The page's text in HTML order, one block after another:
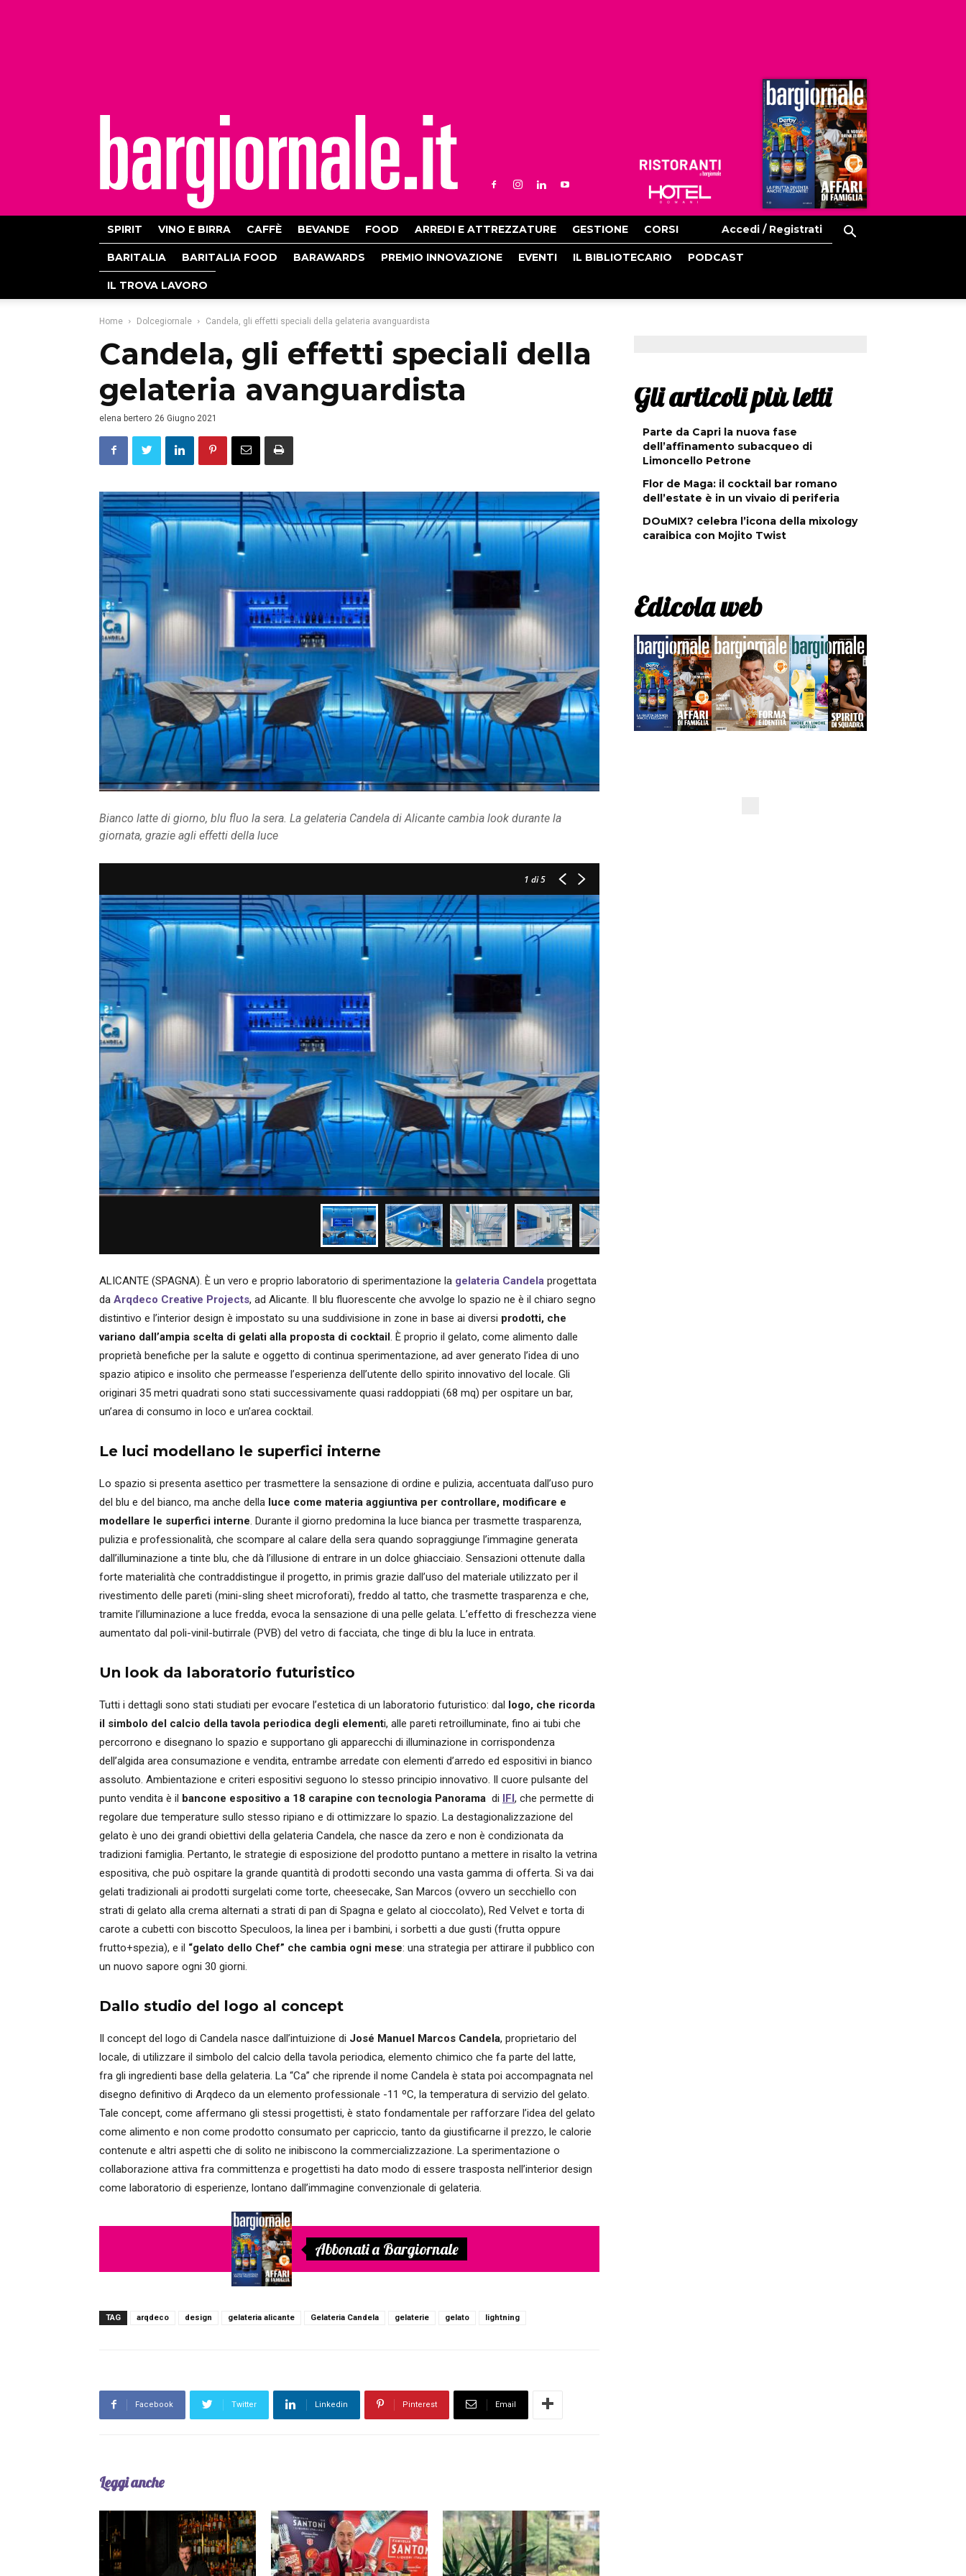
Ristoranti
Hoteldomani
SPIRIT VINO E BIRRA CAFFÈ BEVANDE FOOD ARREDI E ATTREZZATURE GESTIONE CORSI Accedi / Registrati
BARITALIA BARITALIA FOOD BARAWARDS PREMIO INNOVAZIONE EVENTI IL BIBLIOTECARIO PODCAST
IL TROVA LAVORO
Home Dolcegiornale Candela, gli effetti speciali della gelateria avanguardista
Candela, gli effetti speciali della
gelateria avanguardista
elena bertero 26 Giugno 2021
Bianco latte di giorno, blu fluo la sera. La gelateria Candela di Alicante cambia look durante la
giornata, grazie agli effetti della luce
1 di 5
ALICANTE (SPAGNA). È un vero e proprio laboratorio di sperimentazione la gelateria Candela progettata
da Arqdeco Creative Projects, ad Alicante. Il blu fluorescente che avvolge lo spazio ne è il chiaro segno
distintivo e l’interior design è impostato su una suddivisione in zone in base ai diversi prodotti, che
variano dall’ampia scelta di gelati alla proposta di cocktail. È proprio il gelato, come alimento dalle
proprietà benefiche per la salute e oggetto di continua sperimentazione, ad aver generato l’idea di uno
spazio atipico e insolito che permeasse l’esperienza dell’utente dello spirito innovativo del locale. Gli
originari 35 metri quadrati sono stati successivamente quasi raddoppiati (68 mq) per ospitare un bar,
un’area di consumo in loco e un’area cocktail.
Le luci modellano le superfici interne
Lo spazio si presenta asettico per trasmettere la sensazione di ordine e pulizia, accentuata dall’uso puro
del blu e del bianco, ma anche della luce come materia aggiuntiva per controllare, modificare e
modellare le superfici interne. Durante il giorno predomina la luce bianca per trasmette trasparenza,
pulizia e professionalità, che scompare al calare della sera quando sopraggiunge l’immagine generata
dall’illuminazione a tinte blu, che dà l’illusione di entrare in un dolce ghiacciaio. Sensazioni ottenute dalla
forte materialità che contraddistingue il progetto, in primis grazie dall’uso del materiale utilizzato per il
rivestimento delle pareti (mini-sling sheet microforati), freddo al tatto, che trasmette trasparenza e che,
tramite l’illuminazione a luce fredda, evoca la sensazione di una pelle gelata. L’effetto di freschezza viene
aumentato dal poli-vinil-butirrale (PVB) del vetro di facciata, che tinge di blu la luce in entrata.
Un look da laboratorio futuristico
Tutti i dettagli sono stati studiati per evocare l’estetica di un laboratorio futuristico: dal logo, che ricorda
il simbolo del calcio della tavola periodica degli elementi, alle pareti retroilluminate, fino ai tubi che
percorrono e disegnano lo spazio e supportano gli apparecchi di illuminazione in corrispondenza
dell’algida area consumazione e vendita, entrambe arredate con elementi d’arredo ed espositivi in bianco
assoluto. Ambientazione e criteri espositivi seguono lo stesso principio innovativo. Il cuore pulsante del
punto vendita è il bancone espositivo a 18 carapine con tecnologia Panorama di IFI, che permette di
regolare due temperature sullo stesso ripiano e di ottimizzare lo spazio. La destagionalizzazione del
gelato è uno dei grandi obiettivi della gelateria Candela, che nasce da zero e non è condizionata da
tradizioni famiglia. Pertanto, le strategie di esposizione del prodotto puntano a mettere in risalto la vetrina
espositiva, che può ospitare la grande quantità di prodotti secondo una vasta gamma di offerta. Si va dai
gelati tradizionali ai prodotti surgelati come torte, cheesecake, San Marcos (ovvero un secchiello con
strati di gelato alla crema alternati a strati di pan di Spagna e gelato al cioccolato), Red Velvet e torta di
carote a cubetti con biscotto Speculoos, la linea per i bambini, i sorbetti a due gusti (frutta oppure
frutto+spezia), e il “gelato dello Chef” che cambia ogni mese: una strategia per attirare il pubblico con
un nuovo sapore ogni 30 giorni.
Dallo studio del logo al concept
Il concept del logo di Candela nasce dall’intuizione di José Manuel Marcos Candela, proprietario del
locale, di utilizzare il simbolo del calcio della tavola periodica, elemento chimico che fa parte del latte,
fra gli ingredienti base della gelateria. La “Ca” che riprende il nome Candela è stata poi accompagnata nel
disegno definitivo di Arqdeco da un elemento professionale -11 ºC, la temperatura di servizio del gelato.
Tale concept, come affermano gli stessi progettisti, è stato fondamentale per rafforzare l’idea del gelato
come alimento e non come prodotto consumato per capriccio, tanto da giustificarne il prezzo, le calorie
contenute e altri aspetti che di solito ne inibiscono la commercializzazione. La sperimentazione o
collaborazione attiva fra committenza e progettisti ha dato modo di essere trasposta nell’interior design
come laboratorio di esperienze, lontano dall’immagine convenzionale di gelateria.
Abbonati a Bargiornale
TAG arqdeco design gelateria alicante Gelateria Candela gelaterie gelato lightning
Facebook Twitter Linkedin Pinterest Email
Leggi anche
Gli articoli più letti
Parte da Capri la nuova fase
dell’affinamento subacqueo di
Limoncello Petrone
Flor de Maga: il cocktail bar romano
dell’estate è in un vivaio di periferia
DOuMIX? celebra l’icona della mixology
caraibica con Mojito Twist
Edicola web